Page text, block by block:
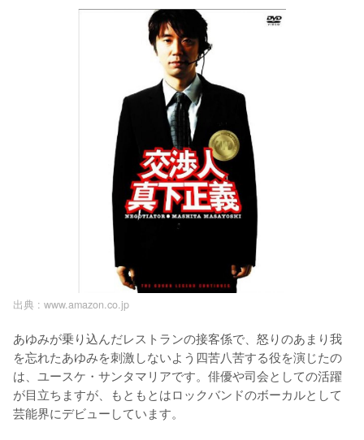
出典 : www.amazon.co.jp
あゆみが乗り込んだレストランの接客係で、怒りのあまり我
を忘れたあゆみを刺激しないよう四苦八苦する役を演じたの
は、ユースケ・サンタマリアです。俳優や司会としての活躍
が目立ちますが、もともとはロックバンドのボーカルとして
芸能界にデビューしています。